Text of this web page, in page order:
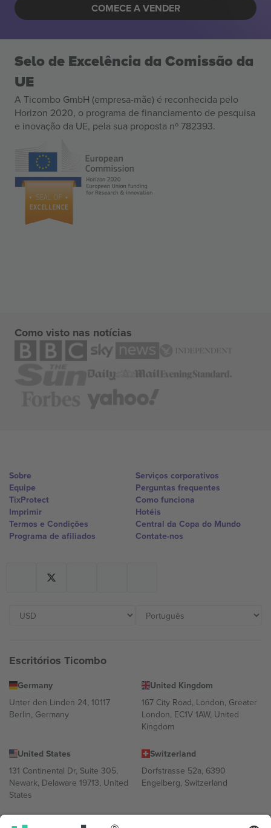
COMECE A VENDER
Selo de Excelência da Comissão da
UE
A Ticombo GmbH (empresa-mãe) é reconhecida pelo
Horizon 2020, o programa de financiamento de pesquisa
e inovação da UE, pela sua proposta nº 782393.
Como visto nas notícias
Sobre
Equipe
TixProtect
Imprimir
Termos e Condições
Programa de afiliados
Serviços corporativos
Perguntas frequentes
Como funciona
Hotéis
Central da Copa do Mundo
Contate-nos
Escritórios Ticombo
Germany
Unter den Linden 24, 10117
Berlin, Germany
United Kingdom
167 City Road, London, Greater
London, EC1V 1AW, United
Kingdom
United States
131 Continental Dr, Suite 305,
Newark, Delaware 19713, United
States
Switzerland
Dorfstrasse 52a, 6390
Engelberg, Switzerland
Bulgaria